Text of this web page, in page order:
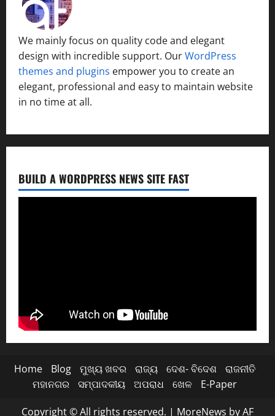
We mainly focus on quality code and elegant
design with incredible support. OurWordPress
themes and plugins empower you to create an
elegant, professional and easy to maintain website
in no time at all.
BUILD A WORDPRESS NEWS SITE FAST
Home Blog ମୁଖ୍ୟ ଖବର ରାଜ୍ୟ ଦେଶ- ବିଦେଶ
ରାଜନୀତି
ମହାନଗର
ସମ୍ପାଦକୀୟ ଅପରାଧ ଖେଳ E-Paper
Copyright © All rights reserved. | MoreNews by AF